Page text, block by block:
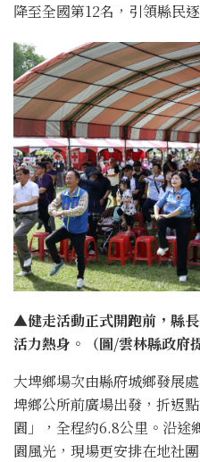
降至全國第12名，引領縣民
▲健走活動正式開跑前，縣
活力熱身。（圖/雲林縣政府
大埤鄉場次由縣府城鄉發展
埤鄉公所前廣場出發，折返
園」，全程約6.8公里。沿途
園風光，現場更安排在地社